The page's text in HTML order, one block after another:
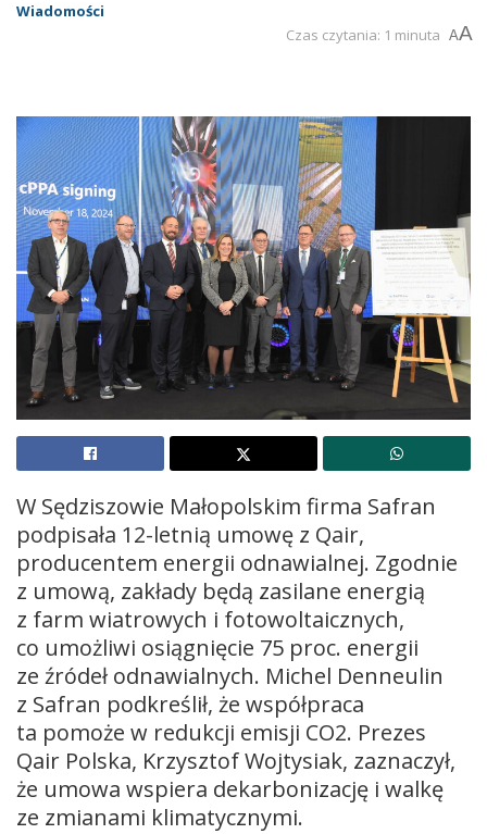
Wiadomości
Czas czytania: 1 minuta AA
W Sędziszowie Małopolskim firma Safran
podpisała 12-letnią umowę z Qair,
producentem energii odnawialnej. Zgodnie
z umową, zakłady będą zasilane energią
z farm wiatrowych i fotowoltaicznych,
co umożliwi osiągnięcie 75 proc. energii
ze źródeł odnawialnych. Michel Denneulin
z Safran podkreślił, że współpraca
ta pomoże w redukcji emisji CO2. Prezes
Qair Polska, Krzysztof Wojtysiak, zaznaczył,
że umowa wspiera dekarbonizację i walkę
ze zmianami klimatycznymi.